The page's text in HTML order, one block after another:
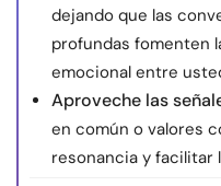
dejando que las
profundas fomenten
emocional entre
Aproveche las
en común o valores
resonancia y facilitar